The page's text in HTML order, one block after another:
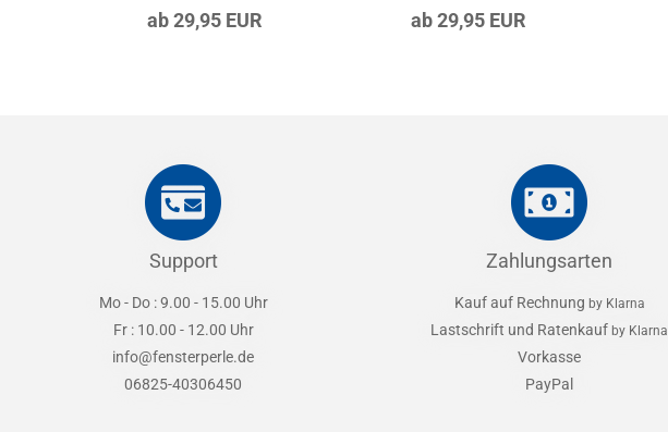
ab 29,95 EUR ab 29,95 EUR
Support
Mo - Do : 9.00 - 15.00 Uhr
Fr : 10.00 - 12.00 Uhr
info@fensterperle.de
06825-40306450
Zahlungsarten
Kauf auf Rechnung by Klarna
Lastschrift und Ratenkauf by Klarna
Vorkasse
PayPal